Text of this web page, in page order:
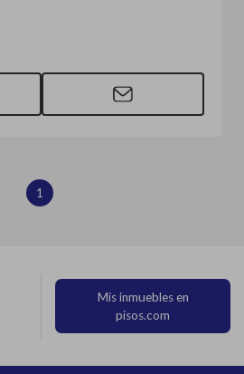
1
Mis inmuebles en
pisos.com